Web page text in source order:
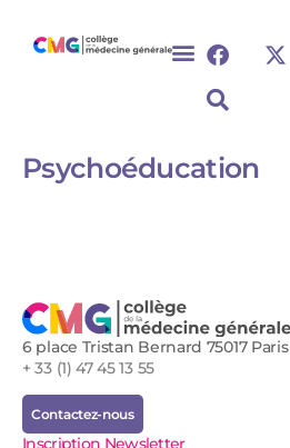
Psychoéducation
6 place Tristan Bernard 75017 Paris
+ 33 (1) 47 45 13 55
Contactez-nous
Inscription Newsletter